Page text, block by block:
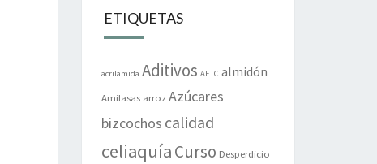
ETIQUETAS
acrilamida Aditivos AETC almidón
Amilasas arroz Azúcares
bizcochos calidad
celiaquíaCurso Desperdicio